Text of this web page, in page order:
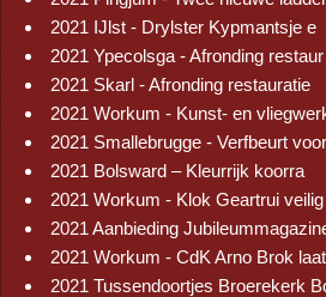
2021 IJlst - Drylster Kypmantsje e
2021 Ypecolsga - Afronding restaur
2021 Skarl - Afronding restauratie
2021 Workum - Kunst- en
2021 Smallebrugge - Verfbeurt voor
2021 Bolsward – Kleurrijk koorra
2021 Workum - Klok Geartrui veilig
2021 Aanbieding
2021 Workum - CdK Arno Brok
2021 Tussendoortjes Broerekerk